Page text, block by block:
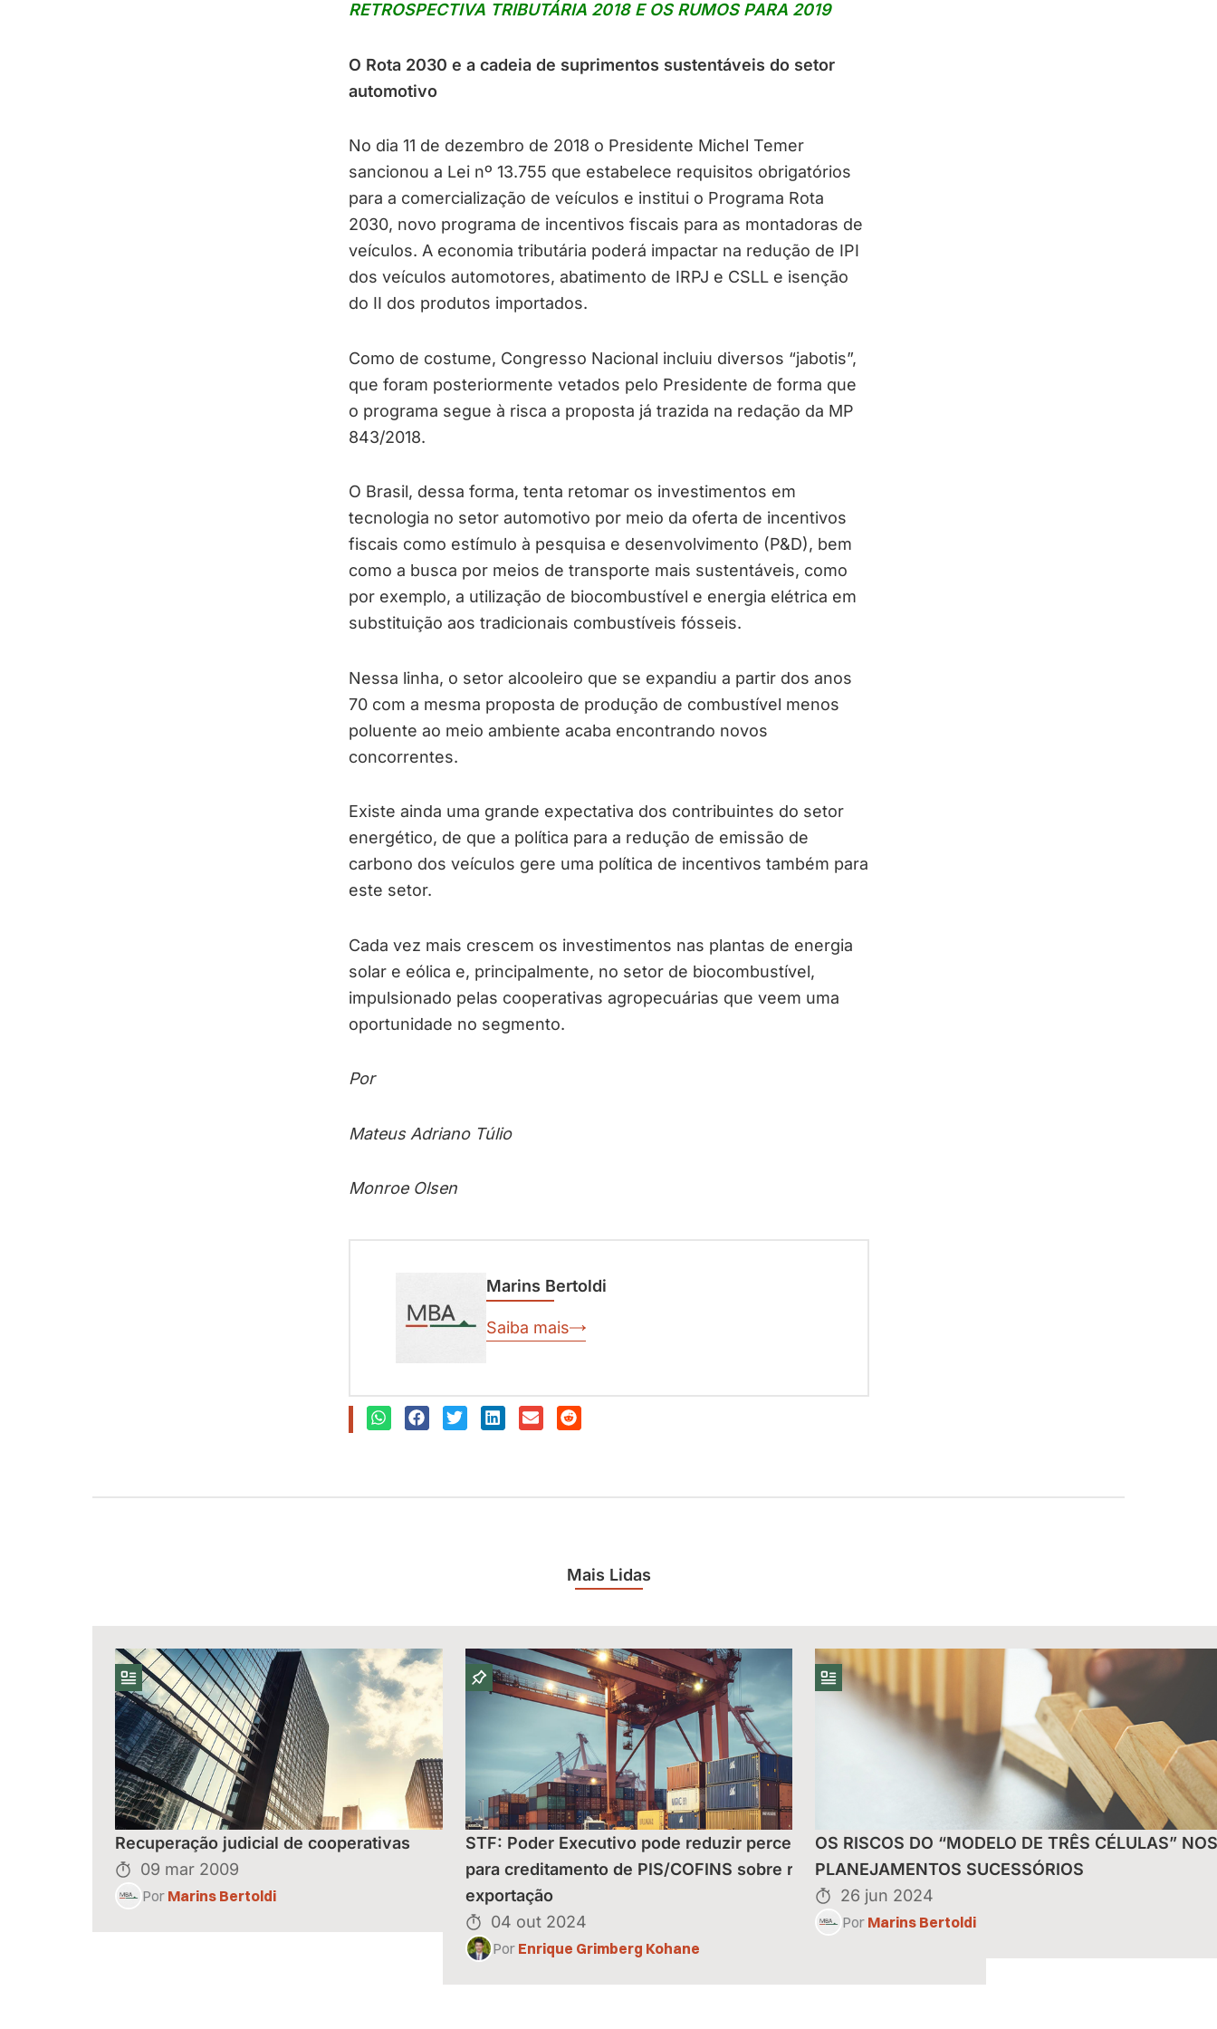
RETROSPECTIVA TRIBUTÁRIA 2018 E OS RUMOS PARA 2019
O Rota 2030 e a cadeia de suprimentos sustentáveis do setor
automotivo
No dia 11 de dezembro de 2018 o Presidente Michel Temer
sancionou a Lei nº 13.755 que estabelece requisitos obrigatórios
para a comercialização de veículos e institui o Programa Rota
2030, novo programa de incentivos fiscais para as montadoras de
veículos. A economia tributária poderá impactar na redução de IPI
dos veículos automotores, abatimento de IRPJ e CSLL e isenção
do II dos produtos importados.
Como de costume, Congresso Nacional incluiu diversos “jabotis”,
que foram posteriormente vetados pelo Presidente de forma que
o programa segue à risca a proposta já trazida na redação da MP
843/2018.
O Brasil, dessa forma, tenta retomar os investimentos em
tecnologia no setor automotivo por meio da oferta de incentivos
fiscais como estímulo à pesquisa e desenvolvimento (P&D), bem
como a busca por meios de transporte mais sustentáveis, como
por exemplo, a utilização de biocombustível e energia elétrica em
substituição aos tradicionais combustíveis fósseis.
Nessa linha, o setor alcooleiro que se expandiu a partir dos anos
70 com a mesma proposta de produção de combustível menos
poluente ao meio ambiente acaba encontrando novos
concorrentes.
Existe ainda uma grande expectativa dos contribuintes do setor
energético, de que a política para a redução de emissão de
carbono dos veículos gere uma política de incentivos também para
este setor.
Cada vez mais crescem os investimentos nas plantas de energia
solar e eólica e, principalmente, no setor de biocombustível,
impulsionado pelas cooperativas agropecuárias que veem uma
oportunidade no segmento.
Por
Mateus Adriano Túlio
Monroe Olsen
Marins Bertoldi
Saiba mais
Mais Lidas
Recuperação judicial de cooperativas
09 mar 2009
Por Marins Bertoldi
STF: Poder Executivo pode reduzir percentuais do Reintegra
para creditamento de PIS/COFINS sobre receitas de
exportação
04 out 2024
Por Enrique Grimberg Kohane
OS RISCOS DO “MODELO DE TRÊS CÉLULAS”
PLANEJAMENTOS SUCESSÓRIOS
26 jun 2024
Por Marins Bertoldi